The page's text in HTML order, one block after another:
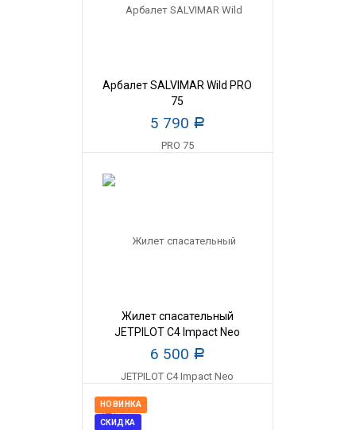
Арбалет SALVIMAR Wild PRO
75
5 790 Р
Жилет спасательный
JETPILOT C4 Impact Neo
мужской
6 500 Р
НОВИНКА
СКИДКА